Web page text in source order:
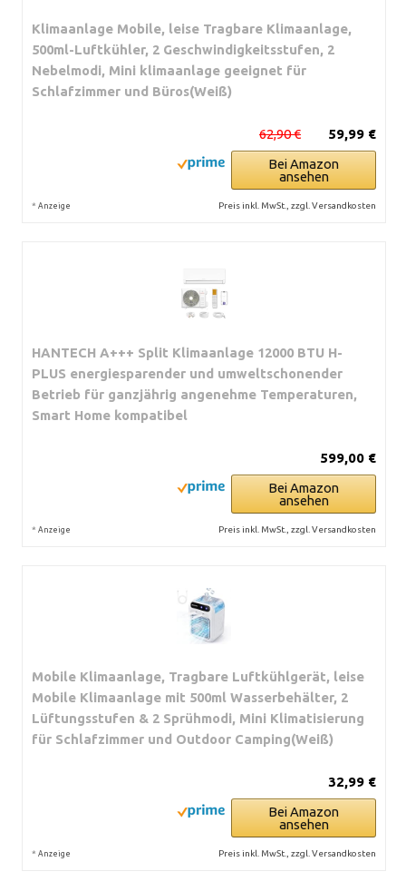
Klimaanlage Mobile, leise Tragbare Klimaanlage,
500ml-Luftkühler, 2 Geschwindigkeitsstufen, 2
Nebelmodi, Mini klimaanlage geeignet für
Schlafzimmer und Büros(Weiß)
59,99 €
62,90 €
Bei Amazon
ansehen
* Anzeige Preis inkl. MwSt., zzgl. Versandkosten
HANTECH A+++ Split Klimaanlage 12000 BTU H-
PLUS energiesparender und umweltschonender
Betrieb für ganzjährig angenehme Temperaturen,
Smart Home kompatibel
599,00 €
Bei Amazon
ansehen
* Anzeige Preis inkl. MwSt., zzgl. Versandkosten
Mobile Klimaanlage, Tragbare Luftkühlgerät, leise
Mobile Klimaanlage mit 500ml Wasserbehälter, 2
Lüftungsstufen & 2 Sprühmodi, Mini Klimatisierung
für Schlafzimmer und Outdoor Camping(Weiß)
32,99 €
Bei Amazon
ansehen
* Anzeige Preis inkl. MwSt., zzgl. Versandkosten